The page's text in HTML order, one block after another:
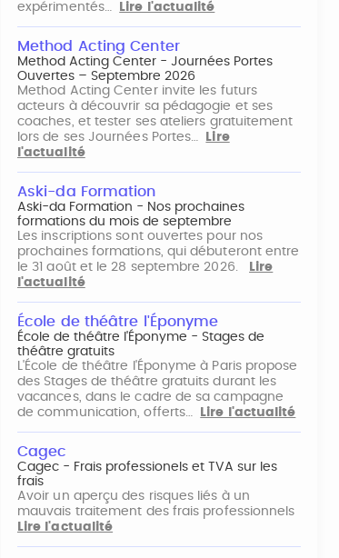
expérimentés…
Lire l'actualité
Method Acting Center
Method Acting Center - Journées Portes
Ouvertes – Septembre 2026
Method Acting Center invite les futurs
acteurs à découvrir sa pédagogie et ses
coaches, et tester ses ateliers gratuitement
lors de ses Journées Portes…
Lire
l'actualité
Aski-da Formation
Aski-da Formation - Nos prochaines
formations du mois de septembre
Les inscriptions sont ouvertes pour nos
prochaines formations, qui débuteront entre
le 31 août et le 28 septembre 2026.
Lire
l'actualité
École de théâtre l'Éponyme
École de théâtre l'Éponyme - Stages de
théâtre gratuits
L'École de théâtre l'Éponyme à Paris propose
des Stages de théâtre gratuits durant les
vacances, dans le cadre de sa campagne
de communication, offerts…
Lire l'actualité
Cagec
Cagec - Frais professionels et TVA sur les
frais
Avoir un aperçu des risques liés à un
mauvais traitement des frais professionnels
Lire l'actualité